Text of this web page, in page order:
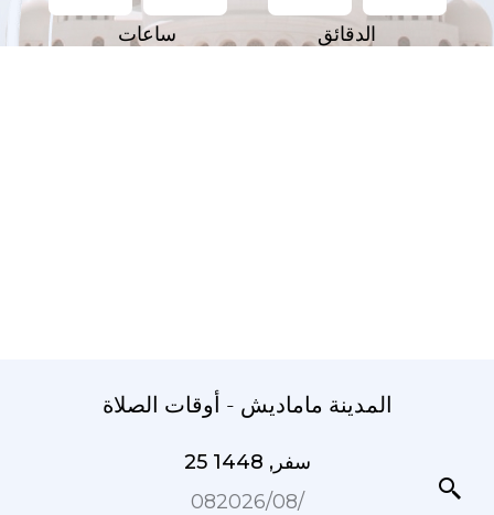
ساعات الدقائق
المدينة ماماديش - أوقات الصلاة
25 سفر, 1448
08‏/08‏/2026